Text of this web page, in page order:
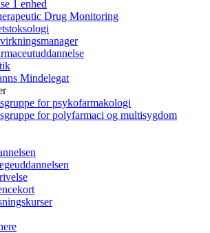
1 enhed
Drug Monitoring
Mindelegat
for psykofarmakologi
for polyfarmaci og multisygdom